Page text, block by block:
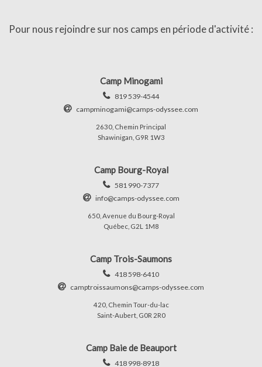
Pour nous rejoindre sur nos camps en période d'activité :
Camp Minogami
819 539-4544
campminogami@camps-odyssee.com
2630, Chemin Principal
Shawinigan, G9R 1W3
Camp Bourg-Royal
581 990-7377
info@camps-odyssee.com
650, Avenue du Bourg-Royal
Québec, G2L 1M8
Camp Trois-Saumons
418 598-6410
camptroissaumons@camps-odyssee.com
420, Chemin Tour-du-lac
Saint-Aubert, G0R 2R0
Camp Baie de Beauport
418 998-8918